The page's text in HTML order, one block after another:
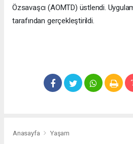
Özsavaşcı (AOMTD) üstlendi.
tarafından gerçekleştirildi.
Anasayfa Yaşam